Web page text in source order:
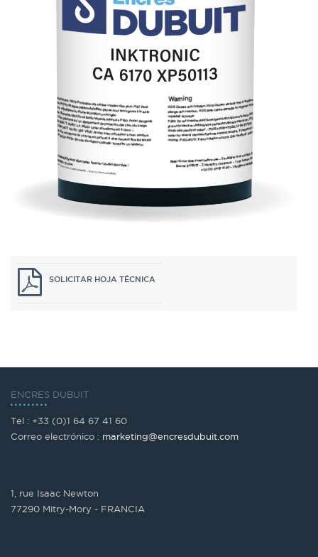
SOLICITAR HOJA TÉCNICA
ENCRES DUBUIT
Tel : +33 (0)1 64 67 41 60
Correo electrónico : marketing@encresdubuit.com
1, rue Isaac Newton
77290 Mitry-Mory - FRANCIA